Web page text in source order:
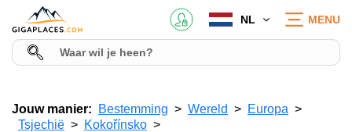
NL MENU
Jouw manier: Bestemming Wereld
Europa
Tsjechië
Kokořínsko